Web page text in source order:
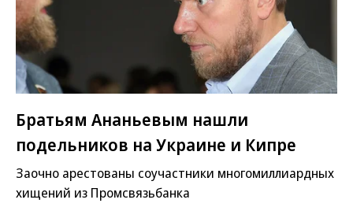
Братьям Ананьевым нашли
подельников на Украине и Кипре
Заочно арестованы соучастники многомиллиардных
хищений из Промсвязьбанка